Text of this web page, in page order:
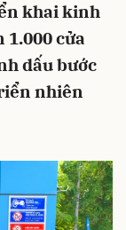
khai kinh
1.000 cửa
dấu bước
nhiên
Hủy